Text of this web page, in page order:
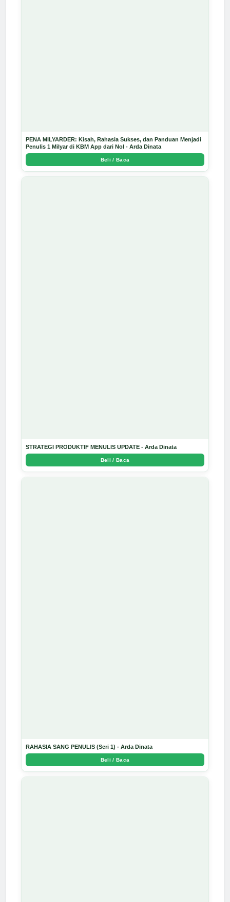
PENA MILYARDER: Kisah, Rahasia Sukses, dan Panduan Menjadi
Penulis 1 Milyar di KBM App dari Nol - Arda Dinata
Beli / Baca
STRATEGI PRODUKTIF MENULIS UPDATE - Arda Dinata
Beli / Baca
RAHASIA SANG PENULIS (Seri 1) - Arda Dinata
Beli / Baca